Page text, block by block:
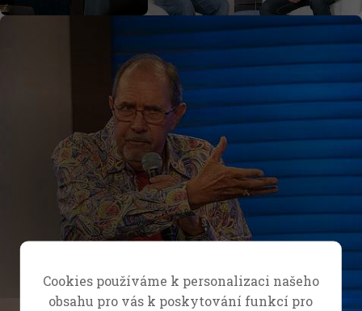
Cookies používáme k personalizaci našeho
obsahu pro vás k poskytování funkcí pro